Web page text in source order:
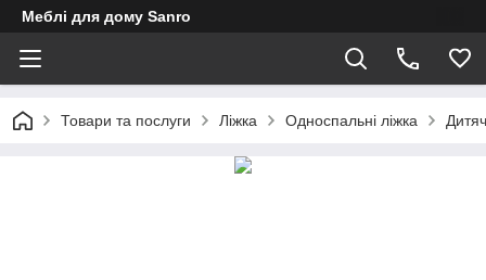
Меблі для дому Sanro
Товари та послуги Ліжка Односпальні ліжка